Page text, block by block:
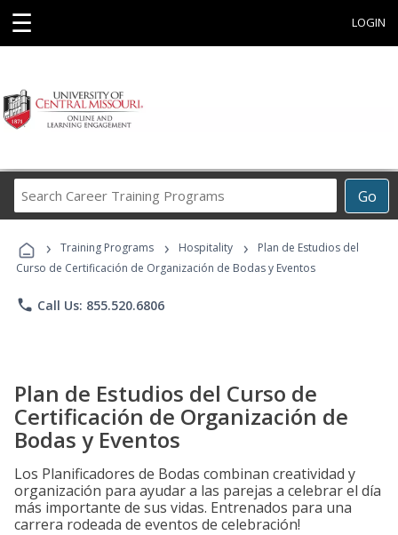
☰ LOGIN
Go
Career
Programs
› Training Programs › Hospitality ›
Plan de Estudios del
Curso de Certificación de Organización de Bodas y Eventos
phone Call Us: 855.520.6806
Plan de Estudios del Curso de
Certificación de Organización de
Bodas y Eventos
Los Planificadores de Bodas combinan creatividad y
organización para ayudar a las parejas a celebrar el día
más importante de sus vidas. Entrenados para una
carrera rodeada de eventos de celebración!